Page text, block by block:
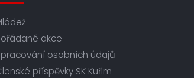
akce
osobních údajů
příspěvky SK Kuřim